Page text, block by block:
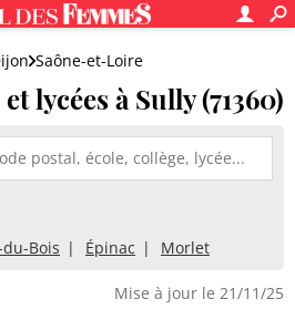
Saône-et-Loire
lycées à Sully (71360)
Bois Épinac Morlet
Mise à jour le 21/11/25